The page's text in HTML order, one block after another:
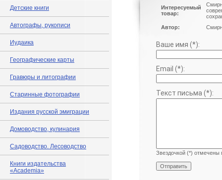
Детские книги
Автографы, рукописи
Иудаика
Географические карты
Гравюры и литографии
Старинные фотографии
Издания русской эмиграции
Домоводство, кулинария
Садоводство. Лесоводство
Книги издательства
«Academia»
Интересуемый
товар:
Автор:
Ваше имя (*):
Email (*):
Текст письма (*):
Звездочкой (*) отмечены